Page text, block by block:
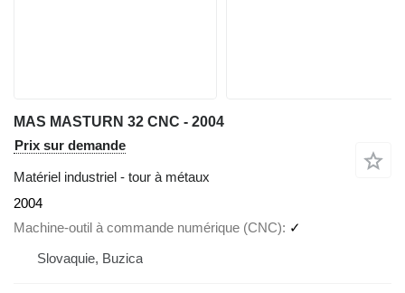
MAS MASTURN 32 CNC - 2004
Prix sur demande
Matériel industriel - tour à métaux
2004
Machine-outil à commande numérique (CNC)
✓
Slovaquie, Buzica